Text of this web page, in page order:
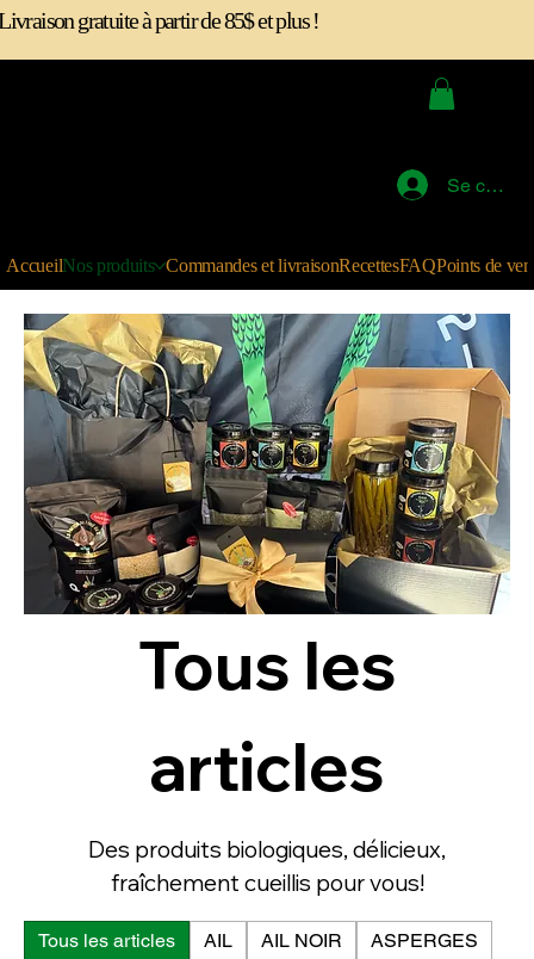
AccueilNos produits Commandes et livraisonRecettesFAQPoints de
Se
gratuite à partir de 85$ et plus !
Tous les
articles
Des produits biologiques, délicieux,
fraîchement cueillis pour vous!
Tous les articles AIL AIL NOIR
ASPERGES